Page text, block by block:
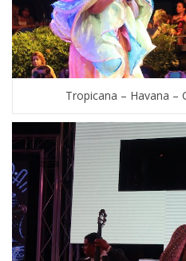
Tropicana – Havana –